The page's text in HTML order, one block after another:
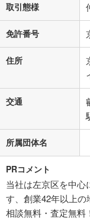
取引態様
免許番号
住所
交通
所属団体名
PRコメント
当社は左京区を中心
す、創業42年以上の
相談無料・査定無料